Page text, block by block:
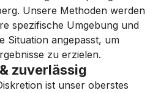
Unsere Methoden werden
spezifische Umgebung und
Situation angepasst, um
zu erzielen.
zuverlässig
ist unser oberstes